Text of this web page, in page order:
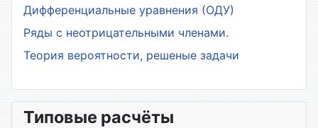
Дифференциальные уравнения (ОДУ)
Ряды с неотрицательными членами.
Теория вероятности, решеные задачи
Типовые расчёты